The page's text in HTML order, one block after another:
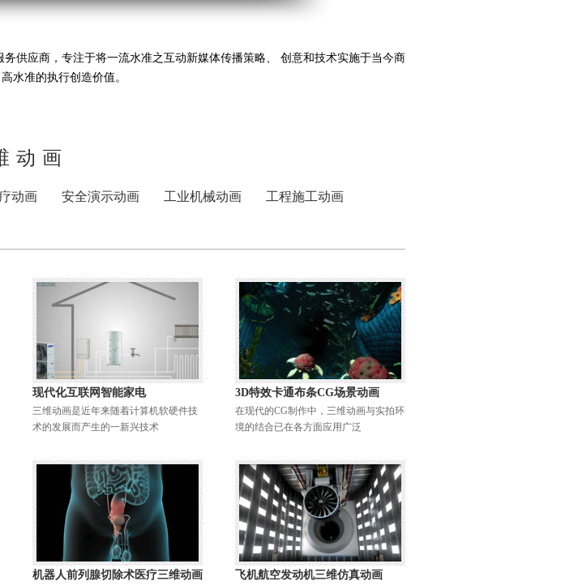
供应商，专注于将一流水准之互动新媒体传播策略、 创意和技术实施于当今商
水准的执行创造价值。
动画
动画 安全演示动画 工业机械动画 工程施工动画
现代化互联网智能家电
三维动画是近年来随着计算机软硬件技
术的发展而产生的一新兴技术
3D特效卡通布条CG场景动画
在现代的CG制作中，三维动画与实拍环
境的结合已在各方面应用广泛
机器人前列腺切除术医疗三维动画 飞机航空发动机三维仿真动画